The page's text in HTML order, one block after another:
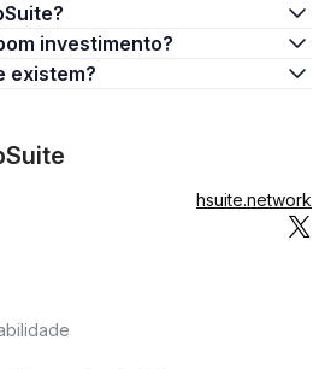
bom investimento?
existem?
hsuite.network